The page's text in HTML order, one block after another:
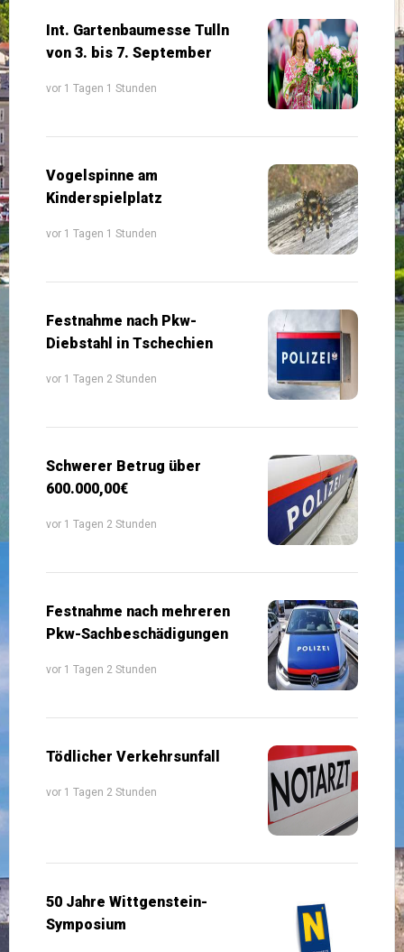
Int. Gartenbaumesse Tulln
von 3. bis 7. September
vor 1 Tagen 1 Stunden
Vogelspinne am
Kinderspielplatz
vor 1 Tagen 1 Stunden
Festnahme nach Pkw-
Diebstahl in Tschechien
vor 1 Tagen 2 Stunden
Schwerer Betrug über
600.000,00€
vor 1 Tagen 2 Stunden
Festnahme nach mehreren
Pkw-Sachbeschädigungen
vor 1 Tagen 2 Stunden
Tödlicher Verkehrsunfall
vor 1 Tagen 2 Stunden
50 Jahre Wittgenstein-
Symposium